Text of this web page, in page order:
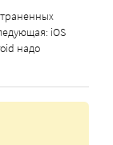
iOS
надо